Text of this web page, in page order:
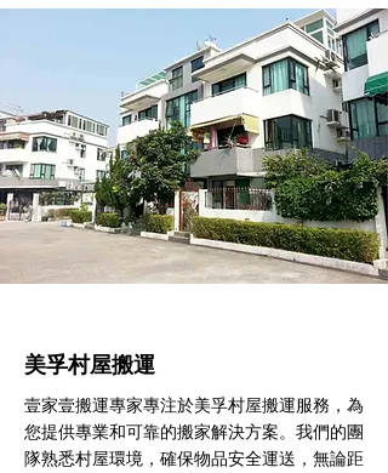
美孚村屋搬運
壹家壹搬運專家專注於美孚村屋搬運服務，為
您提供專業和可靠的搬家解決方案。我們的團
隊熟悉村屋環境，確保物品安全運送，無論距